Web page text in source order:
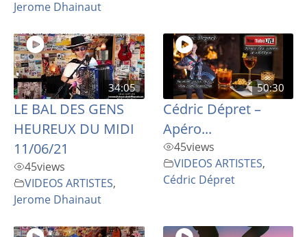
Jerome Dhainaut
34:05
LE BAL DES GENS
HEUREUX DU MIDI
11/06/21
45views
VIDEOS ARTISTES,
Jerome Dhainaut
50:30
Cédric Dépret –
Apéro...
45views
VIDEOS ARTISTES,
Cédric Dépret